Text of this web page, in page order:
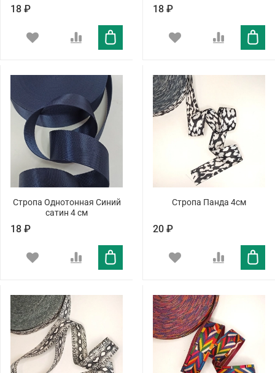
18 ₽ 18 ₽
Стропа Однотонная Синий
сатин 4 см
18 ₽
Стропа Панда 4см
20 ₽